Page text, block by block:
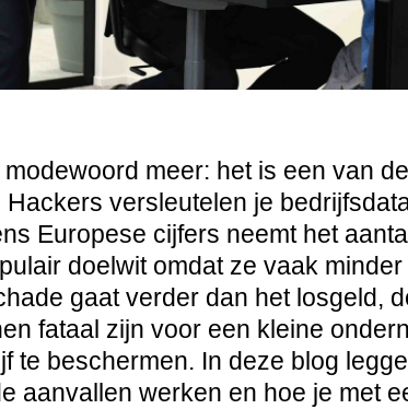
meer: het is een van
Hackers versleutelen je
Europese cijfers neemt het
doelwit omdat ze vaak
gaat verder dan het losgeld,
fataal zijn voor een kleine
te beschermen. In deze blog
aanvallen werken en hoe je met